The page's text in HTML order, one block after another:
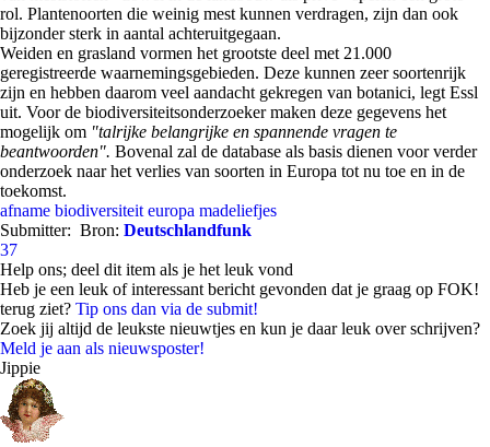
rol. Plantenoorten die weinig mest kunnen verdragen, zijn dan ook
bijzonder sterk in aantal achteruitgegaan.
Weiden en grasland vormen het grootste deel met 21.000
geregistreerde waarnemingsgebieden. Deze kunnen zeer soortenrijk
zijn en hebben daarom veel aandacht gekregen van botanici, legt Essl
uit. Voor de biodiversiteitsonderzoeker maken deze gegevens het
mogelijk om "talrijke belangrijke en spannende vragen te
beantwoorden". Bovenal zal de database als basis dienen voor verder
onderzoek naar het verlies van soorten in Europa tot nu toe en in de
toekomst.
afname biodiversiteit europa madeliefjes
Submitter: Bron: Deutschlandfunk
37
Help ons; deel dit item als je het leuk vond
Heb je een leuk of interessant bericht gevonden dat je graag op FOK!
terug ziet? Tip ons dan via de submit!
Zoek jij altijd de leukste nieuwtjes en kun je daar leuk over schrijven?
Meld je aan als nieuwsposter!
Jippie